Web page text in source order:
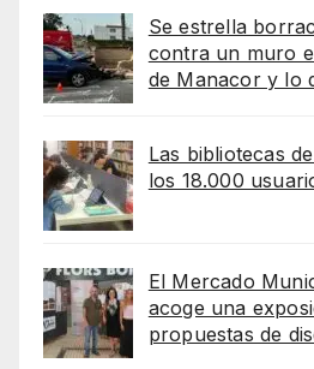
Se estrella
contra un muro
de Manacor y lo
Las bibliotecas
los 18.000
El Mercado
acoge una
propuestas de